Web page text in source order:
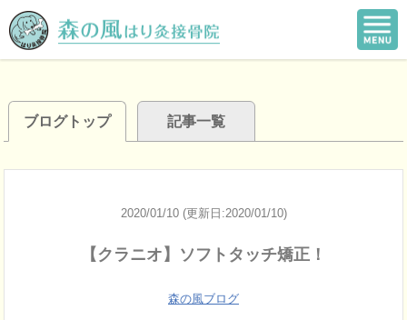
ブログトップ 記事一覧
2020/01/10 (更新日:2020/01/10)
【クラニオ】ソフトタッチ矯正！
森の風ブログ